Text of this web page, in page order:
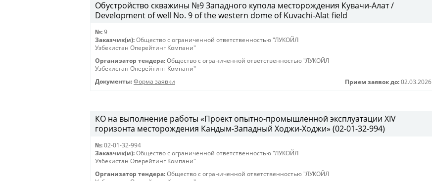
Обустройство скважины №9 Западного купола месторождения Кувачи-Алат /
Development of well No. 9 of the western dome of Kuvachi-Alat field
№: 9
Заказчик(и): Общество с ограниченной ответственностью "ЛУКОЙЛ
Узбекистан Оперейтинг Компани"
Организатор тендера: Общество с ограниченной ответственностью "ЛУКОЙЛ
Узбекистан Оперейтинг Компани"
Документы: Форма заявки Прием заявок до: 02.03.2026
КО на выполнение работы «Проект опытно-промышленной эксплуатации XIV
горизонта месторождения Кандым-Западный Ходжи-Ходжи» (02-01-32-994)
№: 02-01-32-994
Заказчик(и): Общество с ограниченной ответственностью "ЛУКОЙЛ
Узбекистан Оперейтинг Компани"
Организатор тендера: Общество с ограниченной ответственностью "ЛУКОЙЛ